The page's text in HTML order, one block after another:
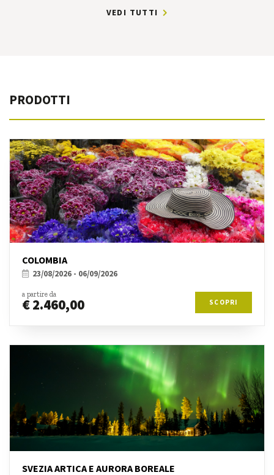
VEDI TUTTI
PRODOTTI
COLOMBIA
23/08/2026 - 06/09/2026
a partire da
€ 2.460,00 SCOPRI
SVEZIA ARTICA E AURORA BOREALE